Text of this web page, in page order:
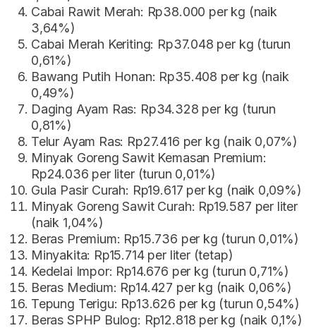
Cabai Rawit Merah: Rp38.000 per kg (naik
3,64%)
Cabai Merah Keriting: Rp37.048 per kg (turun
0,61%)
Bawang Putih Honan: Rp35.408 per kg (naik
0,49%)
Daging Ayam Ras: Rp34.328 per kg (turun
0,81%)
Telur Ayam Ras: Rp27.416 per kg (naik 0,07%)
Minyak Goreng Sawit Kemasan Premium:
Rp24.036 per liter (turun 0,01%)
Gula Pasir Curah: Rp19.617 per kg (naik 0,09%)
Minyak Goreng Sawit Curah: Rp19.587 per liter
(naik 1,04%)
Beras Premium: Rp15.736 per kg (turun 0,01%)
Minyakita: Rp15.714 per liter (tetap)
Kedelai Impor: Rp14.676 per kg (turun 0,71%)
Beras Medium: Rp14.427 per kg (naik 0,06%)
Tepung Terigu: Rp13.626 per kg (turun 0,54%)
Beras SPHP Bulog: Rp12.818 per kg (naik 0,1%)